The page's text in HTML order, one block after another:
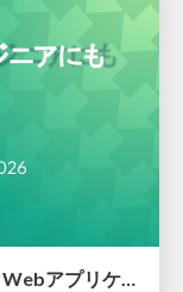
【PHPカンファレンス小田原2026】Webアプリケーションエンジニアにも知ってほしい オブザーバビリティ の本質